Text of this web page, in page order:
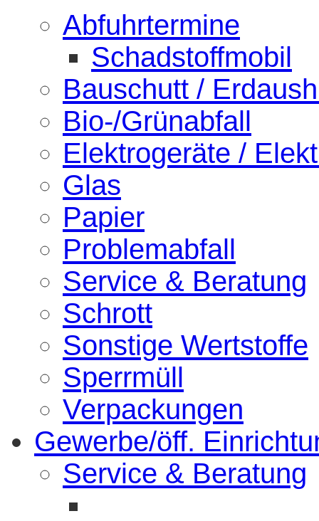
Abfuhrtermine
Schadstoffmobil
Bauschutt /
Bio-/Grünabfall
Elektrogeräte /
Glas
Papier
Problemabfall
Service & Beratung
Schrott
Sonstige Wertstoffe
Sperrmüll
Verpackungen
Gewerbe/öff.
Service & Beratung